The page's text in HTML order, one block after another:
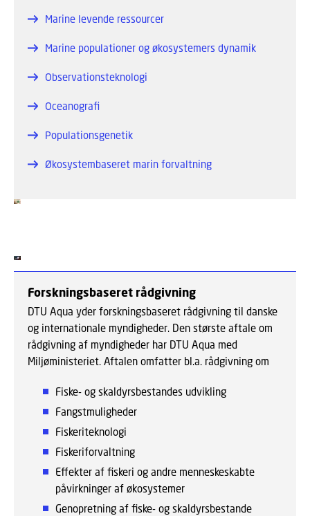
Marine levende ressourcer
Marine populationer og økosystemers dynamik
Observationsteknologi
Oceanografi
Populationsgenetik
Økosystembaseret marin forvaltning
Forskningsbaseret rådgivning
DTU Aqua yder forskningsbaseret rådgivning til danske
og internationale myndigheder. Den største aftale om
rådgivning af myndigheder har DTU Aqua med
Miljøministeriet. Aftalen omfatter bl.a. rådgivning om
Fiske- og skaldyrsbestandes udvikling
Fangstmuligheder
Fiskeriteknologi
Fiskeriforvaltning
Effekter af fiskeri og andre menneskeskabte
påvirkninger af økosystemer
Genopretning af fiske- og skaldyrsbestande